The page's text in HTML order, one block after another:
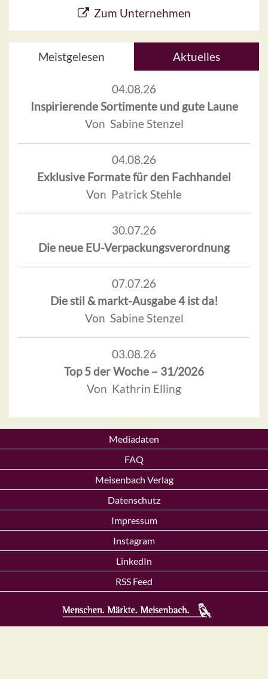
Zum Unternehmen
Meistgelesen Aktuelles
04.08.26
Inspirierende Sortimente und gute Laune
Von Sabine Stenzel
04.08.26
Exklusive Formate für den Fachhandel
Von Patrick Stehle
30.07.26
Die neue EU-Verpackungsverordnung
07.07.26
Die stil & markt-Ausgabe 4 ist da!
Von Sabine Stenzel
03.08.26
Top 5 der Woche – 31/2026
Von Kathrin Elling
Mediadaten
FAQ
Meisenbach Verlag
Datenschutz
Impressum
Instagram
LinkedIn
RSS Feed